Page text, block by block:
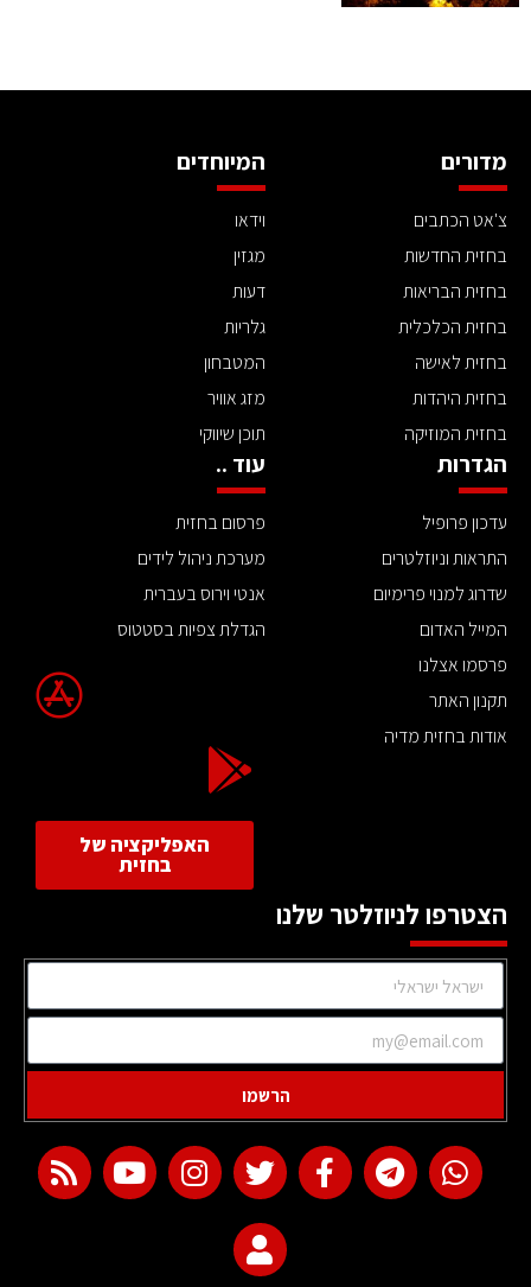
מדורים
צ'אט הכתבים
בחזית החדשות
בחזית הבריאות
בחזית הכלכלית
בחזית לאישה
בחזית היהדות
בחזית המוזיקה
המיוחדים
וידאו
מגזין
דעות
גלריות
המטבחון
מזג אוויר
תוכן שיווקי
הגדרות
עדכון פרופיל
התראות וניוזלטרים
שדרוג למנוי פרימיום
המייל האדום
פרסמו אצלנו
תקנון האתר
אודות בחזית מדיה
עוד ..
פרסום בחזית
מערכת ניהול לידים
אנטי וירוס בעברית
הגדלת צפיות בסטטוס
האפליקציה של
בחזית
הצטרפו לניוזלטר שלנו
הרשמו